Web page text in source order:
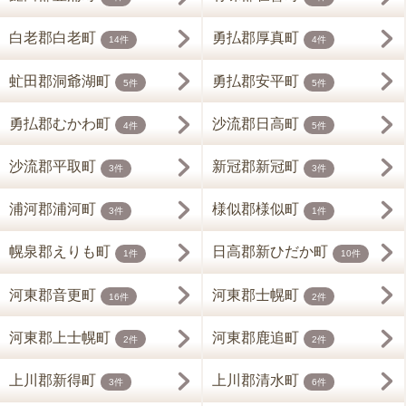
白老郡白老町 14件 勇払郡厚真町 4件
虻田郡洞爺湖町 5件 勇払郡安平町 5件
勇払郡むかわ町 4件 沙流郡日高町 5件
沙流郡平取町 3件 新冠郡新冠町 3件
浦河郡浦河町 3件 様似郡様似町 1件
幌泉郡えりも町 1件 日高郡新ひだか町 10件
河東郡音更町 16件 河東郡士幌町 2件
河東郡上士幌町 2件 河東郡鹿追町 2件
上川郡新得町 3件 上川郡清水町 6件